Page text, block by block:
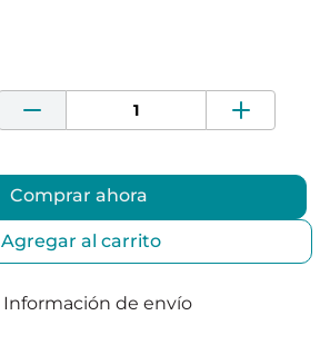
Comprar ahora
Agregar al carrito
Información de envío